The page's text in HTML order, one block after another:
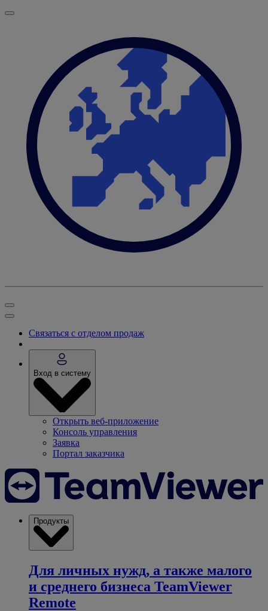
Связаться с отделом продаж
Вход в систему
Открыть веб-приложение
Консоль управления
Заявка
Портал заказчика
Продукты
Для личных нужд, а также малого
и среднего бизнеса TeamViewer
Remote